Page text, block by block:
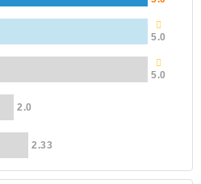
5.0
5.0
2.0
2.33